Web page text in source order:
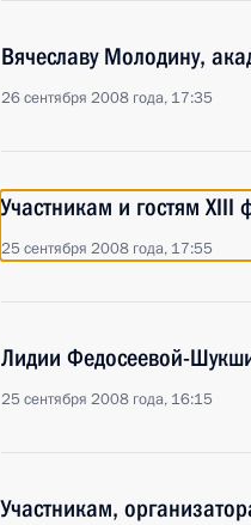
Вячеславу Молодину,
26 сентября 2008 года, 17:35
Участникам и гостям XIII
25 сентября 2008 года, 17:55
Лидии Федосеевой-
25 сентября 2008 года, 16:15
Участникам,